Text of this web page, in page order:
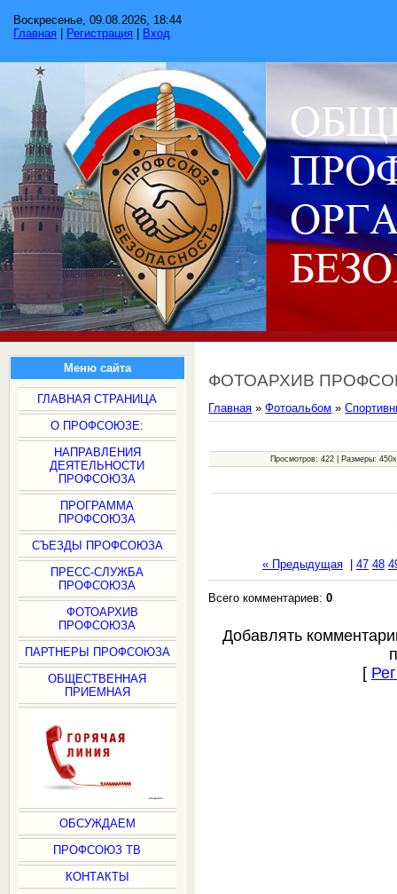
Воскресенье, 09.08.2026, 18:44
Главная
Регистрация Вход
Меню сайта
ГЛАВНАЯ СТРАНИЦА
О ПРОФСОЮЗЕ:
НАПРАВЛЕНИЯ
ДЕЯТЕЛЬНОСТИ
ПРОФСОЮЗА
ПРОГРАММА
ПРОФСОЮЗА
СЪЕЗДЫ ПРОФСОЮЗА
ПРЕСС-СЛУЖБА
ПРОФСОЮЗА
ФОТОАРХИВ
ПРОФСОЮЗА
ПАРТНЕРЫ ПРОФСОЮЗА
ОБЩЕСТВЕННАЯ
ПРИЕМНАЯ
ОБСУЖДАЕМ
ПРОФСОЮЗ ТВ
КОНТАКТЫ
ФОТОАРХИВ
Главная »Фотоальбом »
Просмотров: 422 | Размеры:
« Предыдущая| 47 48
Всего комментариев:0
Добавлять
[